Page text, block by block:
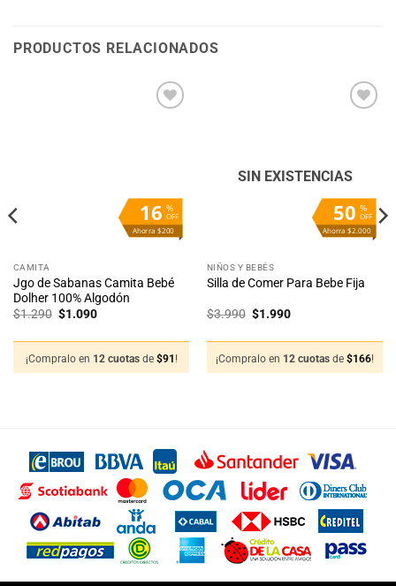
PRODUCTOS RELACIONADOS
%
OFF
16
Ahorra $200
CAMITA
Jgo de Sabanas Camita Bebé
Dolher 100% Algodón
$1.290 El
$1.290.
$1.090El
$1.090.
¡Compralo en 12 cuotas de $91 !
%
OFF
50
Ahorra $2.000
deseos
SIN EXISTENCIAS
NIÑOS Y BEBÉS
Silla de Comer Para Bebe Fija
$3.990 El
$3.990.
$1.990El
$1.990.
¡Compralo en 12 cuotas de $166!